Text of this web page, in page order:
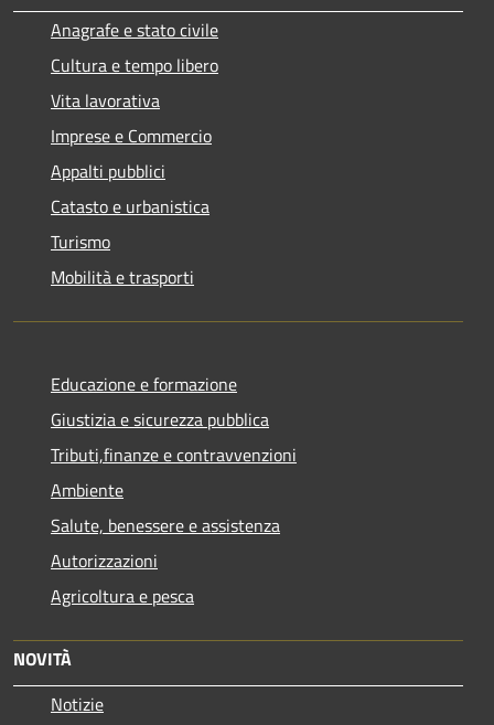
Anagrafe e stato civile
Cultura e tempo libero
Vita lavorativa
Imprese e Commercio
Appalti pubblici
Catasto e urbanistica
Turismo
Mobilità e trasporti
Educazione e formazione
Giustizia e sicurezza pubblica
Tributi,finanze e contravvenzioni
Ambiente
Salute, benessere e assistenza
Autorizzazioni
Agricoltura e pesca
NOVITÀ
Notizie